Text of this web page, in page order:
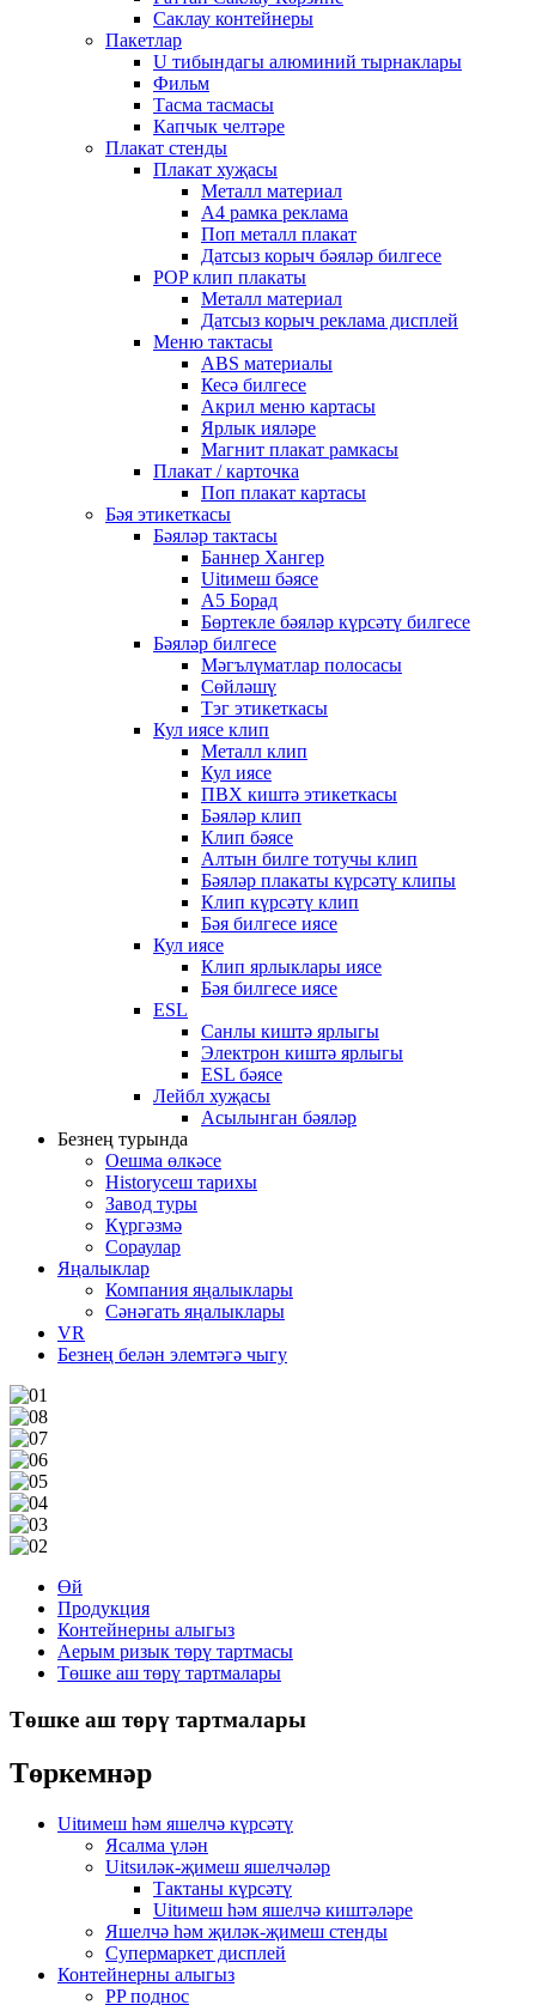
Саклау контейнеры
Пакетлар
U тибындагы алюминий тырнаклары
Фильм
Тасма тасмасы
Капчык челтәре
Плакат стенды
Плакат хуҗасы
Металл материал
А4 рамка реклама
Поп металл плакат
Датсыз корыч бәяләр билгесе
POP клип плакаты
Металл материал
Датсыз корыч реклама дисплей
Меню тактасы
ABS материалы
Кесә билгесе
Акрил меню картасы
Ярлык ияләре
Магнит плакат рамкасы
Плакат / карточка
Поп плакат картасы
Бәя этикеткасы
Бәяләр тактасы
Баннер Хангер
Uitимеш бәясе
A5 Борад
Бөртекле бәяләр күрсәтү билгесе
Бәяләр билгесе
Мәгълүматлар полосасы
Сөйләшү
Тэг этикеткасы
Кул иясе клип
Металл клип
Кул иясе
ПВХ киштә этикеткасы
Бәяләр клип
Клип бәясе
Алтын билге тотучы клип
Бәяләр плакаты күрсәтү клипы
Клип күрсәтү клип
Бәя билгесе иясе
Кул иясе
Клип ярлыклары иясе
Бәя билгесе иясе
ESL
Санлы киштә ярлыгы
Электрон киштә ярлыгы
ESL бәясе
Лейбл хуҗасы
Асылынган бәяләр
Безнең турында
Оешма өлкәсе
Historyсеш тарихы
Завод туры
Күргәзмә
Сораулар
Яңалыклар
Компания яңалыклары
Сәнәгать яңалыклары
VR
Безнең белән элемтәгә чыгу
Өй
Продукция
Контейнерны алыгыз
Аерым ризык төрү тартмасы
Төшке аш төрү тартмалары
Төшке аш төрү тартмалары
Төркемнәр
Uitимеш һәм яшелчә күрсәтү
Ясалма үлән
Uitsиләк-җимеш яшелчәләр
Тактаны күрсәтү
Uitимеш һәм яшелчә киштәләре
Яшелчә һәм җиләк-җимеш стенды
Супермаркет дисплей
Контейнерны алыгыз
PP поднос